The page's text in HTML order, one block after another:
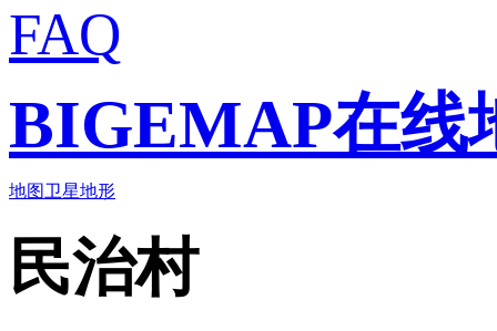
FAQ
BIGEMAP在线
地图卫星地形
民治村